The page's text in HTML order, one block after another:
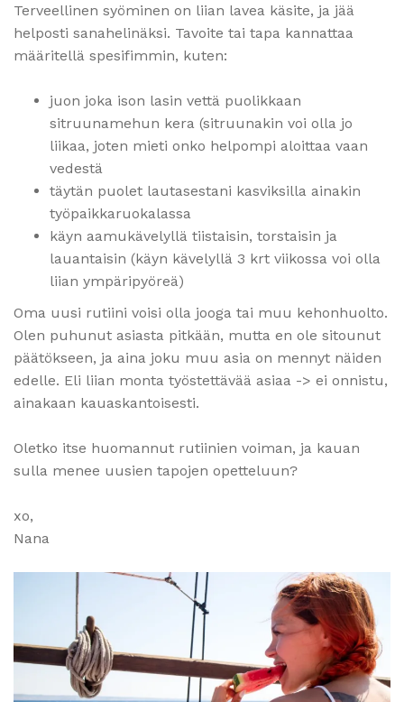
Terveellinen syöminen on liian lavea käsite, ja jää
helposti sanahelinäksi. Tavoite tai tapa kannattaa
määritellä spesifimmin, kuten:
juon joka ison lasin vettä puolikkaan
sitruunamehun kera (sitruunakin voi olla jo
liikaa, joten mieti onko helpompi aloittaa vaan
vedestä
täytän puolet lautasestani kasviksilla ainakin
työpaikkaruokalassa
käyn aamukävelyllä tiistaisin, torstaisin ja
lauantaisin (käyn kävelyllä 3 krt viikossa voi olla
liian ympäripyöreä)
Oma uusi rutiini voisi olla jooga tai muu kehonhuolto.
Olen puhunut asiasta pitkään, mutta en ole sitounut
päätökseen, ja aina joku muu asia on mennyt näiden
edelle. Eli liian monta työstettävää asiaa -> ei onnistu,
ainakaan kauaskantoisesti.
Oletko itse huomannut rutiinien voiman, ja kauan
sulla menee uusien tapojen opetteluun?
xo,
Nana